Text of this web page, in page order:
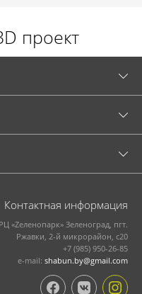
проект
Контактная информация
«Zеленопарк» Зеленоград, пгт.
Ржавки, 2-й микрорайон, с20
+7 (985) 950-26-85
e-mail: shabun.by@gmail.com